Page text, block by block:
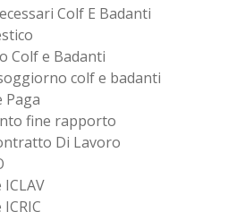
Colf E Badanti
Colf e Badanti
colf e badanti
Paga
fine rapporto
Di Lavoro